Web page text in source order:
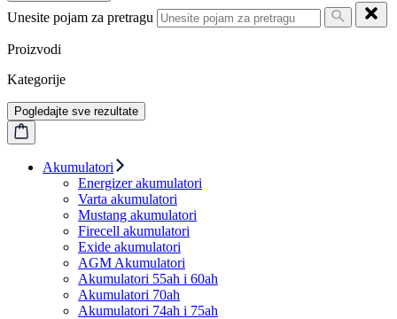
Unesite pojam za pretragu
Proizvodi
Kategorije
Pogledajte sve rezultate
Akumulatori
Energizer akumulatori
Varta akumulatori
Mustang akumulatori
Firecell akumulatori
Exide akumulatori
AGM Akumulatori
Akumulatori 55ah i 60ah
Akumulatori 70ah
Akumulatori 74ah i 75ah